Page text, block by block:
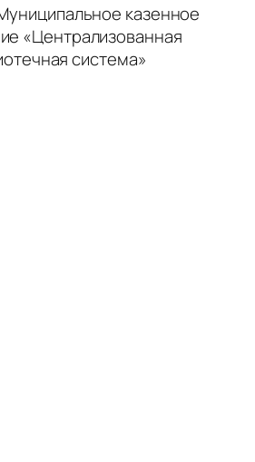
казенное
«Централизованная
система»